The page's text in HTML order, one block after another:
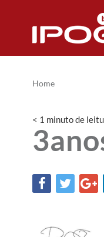
Home
< 1 minutode